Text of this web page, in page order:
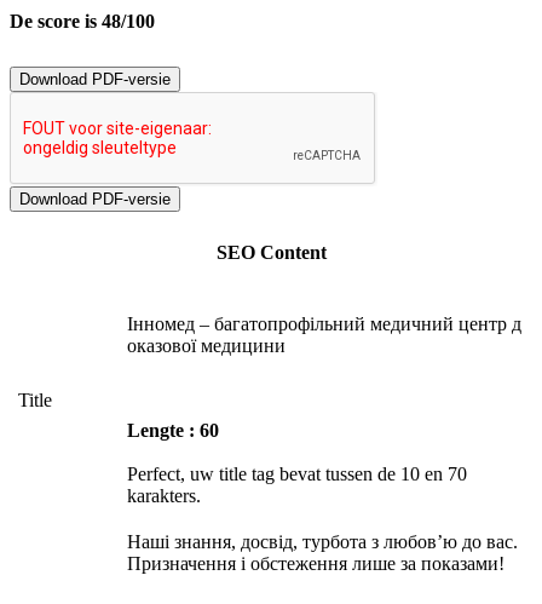
De score is 48/100
Download PDF-versie
SEO Content
Title
Інномед – багатопрофільний медичний центр д
оказової медицини
Lengte : 60
Perfect, uw title tag bevat tussen de 10 en 70
karakters.
Наші знання, досвід, турбота з любов’ю до вас.
Призначення і обстеження лише за показами!